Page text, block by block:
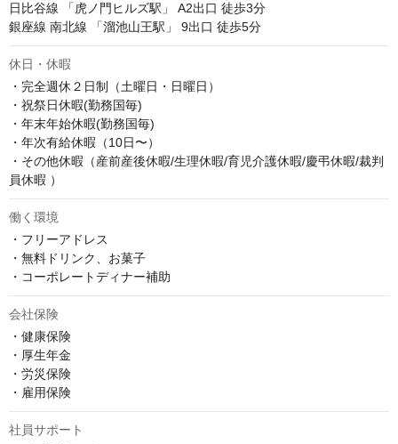
日比谷線 「虎ノ門ヒルズ駅」 A2出口 徒歩3分
休日・休暇
・完全週休２日制（土曜日・日曜日）
・祝祭日休暇(勤務国毎)
・年末年始休暇(勤務国毎)
・年次有給休暇（10日〜）
・その他休暇（産前産後休暇/生理休暇/育児介護休暇/慶弔休暇/裁判
員休暇 ）
働く環境
・フリーアドレス
・無料ドリンク、お菓子
・コーポレートディナー補助
会社保険
・健康保険
・厚生年金
・労災保険
・雇用保険
社員サポート